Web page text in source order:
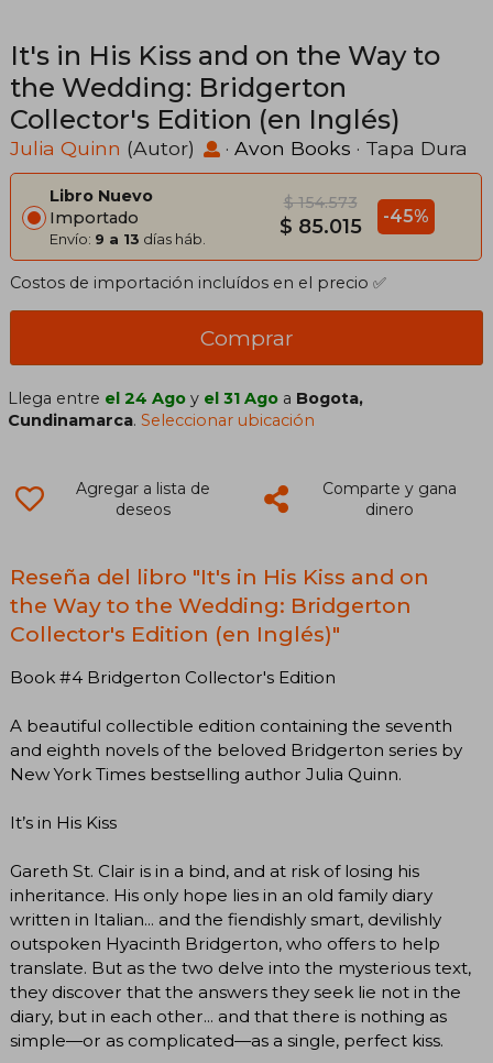
It's in His Kiss and on the Way to
the Wedding: Bridgerton
Collector's Edition (en Inglés)
Julia Quinn (Autor) · Avon Books · Tapa Dura
Libro Nuevo
Importado
Envío: 9 a 13 días háb.
$ 154.573
$ 85.015 -45%
Costos de importación incluídos en el precio ✅
Comprar
Llega entre el 24 Ago y el 31 Ago a Bogota,
Cundinamarca.Seleccionar ubicación
Agregar a lista de
deseos
Comparte y gana
dinero
Reseña del libro "It's in His Kiss and on
the Way to the Wedding: Bridgerton
Collector's Edition (en Inglés)"
Book #4 Bridgerton Collector's Edition
A beautiful collectible edition containing the seventh
and eighth novels of the beloved Bridgerton series by
New York Times bestselling author Julia Quinn.
It’s in His Kiss
Gareth St. Clair is in a bind, and at risk of losing his
inheritance. His only hope lies in an old family diary
written in Italian... and the fiendishly smart, devilishly
outspoken Hyacinth Bridgerton, who offers to help
translate. But as the two delve into the mysterious text,
they discover that the answers they seek lie not in the
diary, but in each other... and that there is nothing as
simple—or as complicated—as a single, perfect kiss.